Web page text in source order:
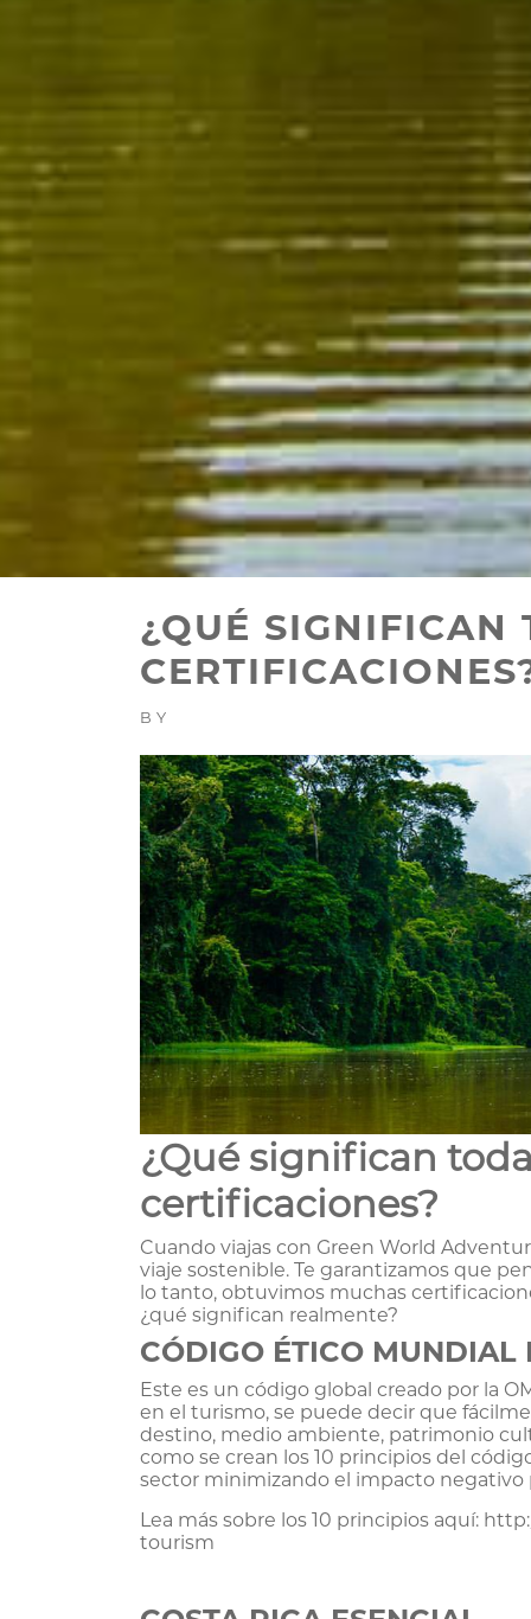
¿QUÉ SIGNIFICAN
BY
¿Qué significan
certificaciones?
Cuando viajas con Green World
viaje sostenible. Te garantizamos que
lo tanto, obtuvimos muchas
¿qué significan realmente?
CÓDIGO ÉTICO MUNDIAL
Este es un código global creado por la
en el turismo, se puede decir que
destino, medio ambiente, patrimonio
como se crean los 10 principios del
sector minimizando el impacto negativo
Lea más sobre los 10 principios aquí:
tourism